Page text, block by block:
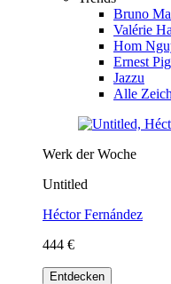
Bruno
Valérie
Hom
Ernest
Jazzu
Alle
Werk der Woche
Untitled
Héctor Fernández
444 €
Entdecken